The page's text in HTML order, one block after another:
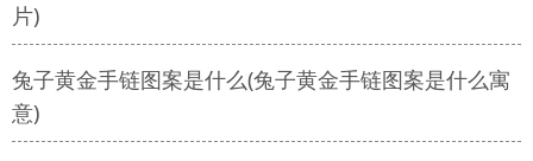
片)
兔子黄金手链图案是什么(兔子黄金手链图案是什么寓
意)